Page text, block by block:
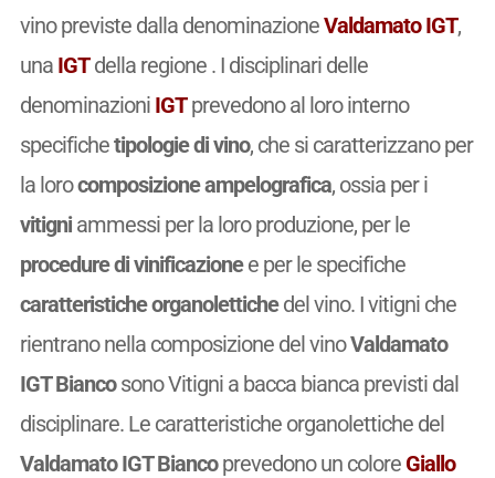
vino previste dalla denominazioneValdamato IGT,
una IGTdella regione . I disciplinari delle
denominazioni IGTprevedono al loro interno
specifichetipologie di vino, che si caratterizzano per
la lorocomposizione ampelografica, ossia per i
vitigniammessi per la loro produzione, per le
procedure di vinificazionee per le specifiche
caratteristiche organolettichedel vino. I vitigni che
rientrano nella composizione del vinoValdamato
IGT Biancosono Vitigni a bacca bianca previsti dal
disciplinare. Le caratteristiche organolettiche del
Valdamato IGT Biancoprevedono un colore Giallo